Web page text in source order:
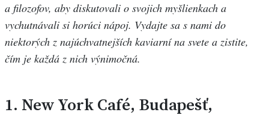
a filozofov, aby diskutovali o svojich myšlienkach a
vychutnávali si horúci nápoj. Vydajte sa s nami do
niektorých z najúchvatnejších kaviarní na svete a zistite,
čím je každá z nich výnimočná.
1. New York Café, Budapešť,